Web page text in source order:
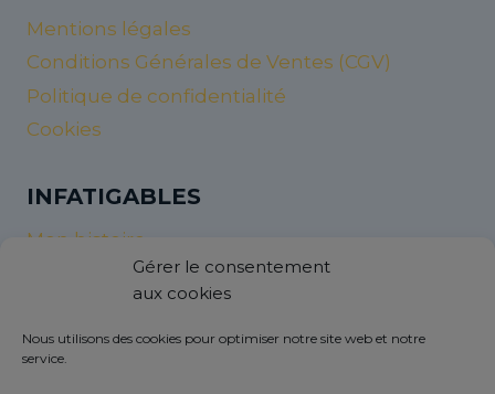
Gérer le consentement
aux cookies
Nous utilisons des cookies pour optimiser notre site web et notre
service.
Mentions légales
Conditions Générales de Ventes (CGV)
Politique de confidentialité
Cookies
INFATIGABLES
Mon histoire
Nos valeurs et nos objectifs